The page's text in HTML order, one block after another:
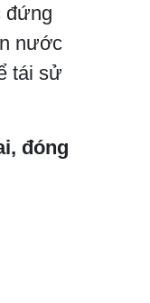
đứng
nước
tái sử
đóng